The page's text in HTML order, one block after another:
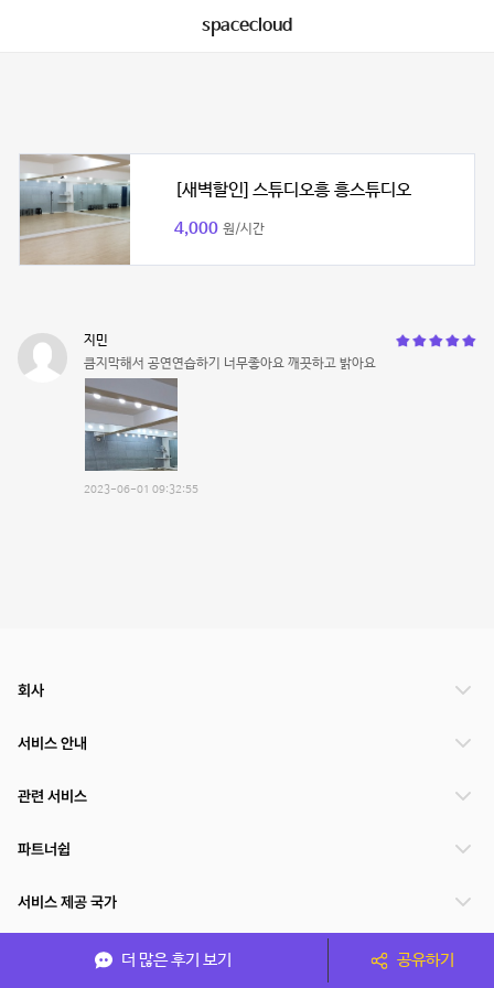
spacecloud
[새벽할인] 스튜디오흥 흥스튜디오
4,000 원/시간
지민
큼지막해서 공연연습하기 너무좋아요 깨끗하고 밝아요
2023-06-01 09:32:55
더 많은 후기 보기 공유하기
회사
서비스 안내
관련 서비스
파트너쉽
서비스 제공 국가